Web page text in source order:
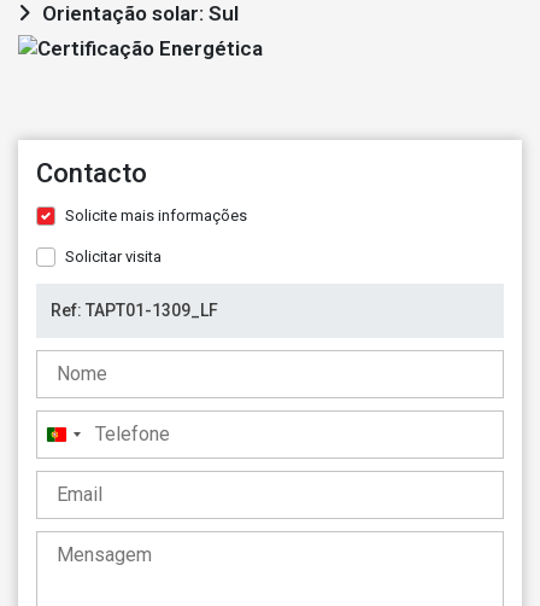
Orientação solar: Sul
Contacto
Solicite mais informações
Solicitar visita
Portugal
+351